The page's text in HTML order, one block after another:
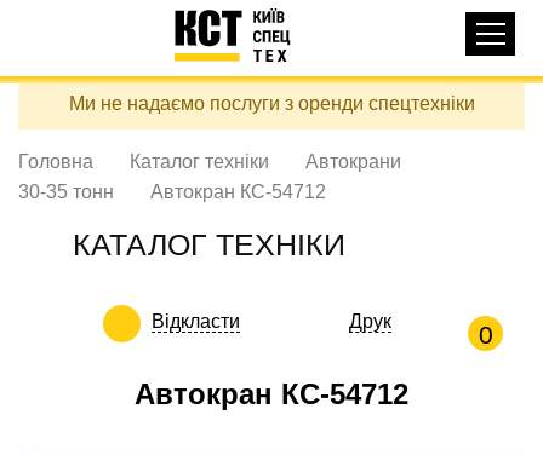
Перейти
вмісту
навигация
КАТАЛОГ ТЕХНІКИ
ДОСТАВКА ТА ОПЛАТА
ПРО НАС
КОНТАКТИ
Ми не надаємо послуги з оренди спецтехніки
Головна Каталог техніки
Автокрани
30-35 тонн
Автокран КС-54712
КАТАЛОГ ТЕХНІКИ
Відкласти Друк 0
Автокран КС-54712